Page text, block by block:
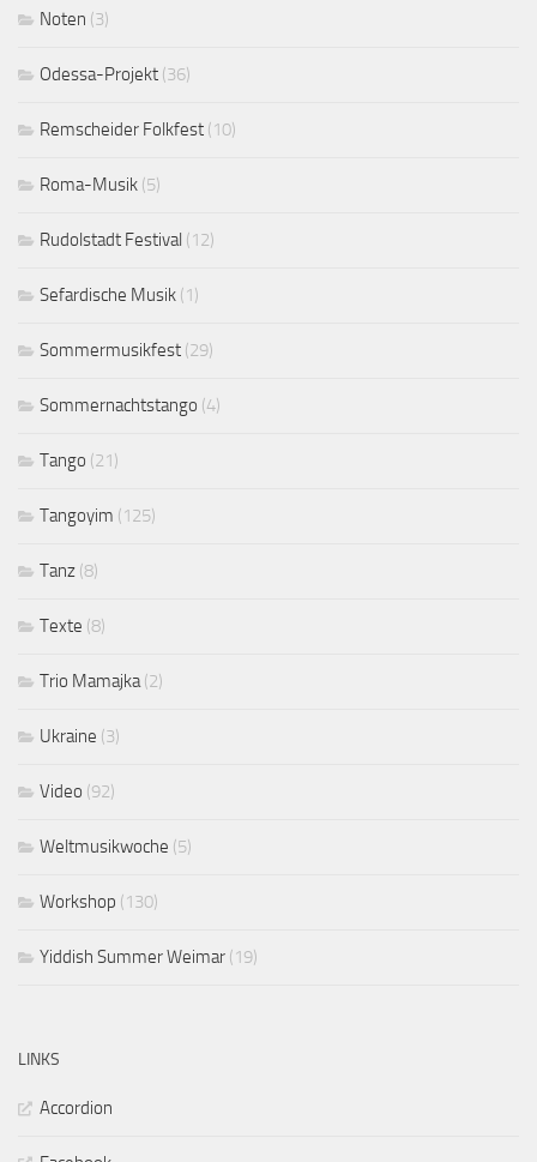
Noten (3)
Odessa-Projekt (36)
Remscheider Folkfest (10)
Roma-Musik (5)
Rudolstadt Festival (12)
Sefardische Musik (1)
Sommermusikfest (29)
Sommernachtstango (4)
Tango (21)
Tangoyim (125)
Tanz (8)
Texte (8)
Trio Mamajka (2)
Ukraine (3)
Video (92)
Weltmusikwoche (5)
Workshop (130)
Yiddish Summer Weimar (19)
LINKS
Accordion